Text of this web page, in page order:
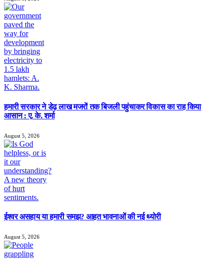
हमारी सरकार ने डेढ़ लाख मजरों तक बिजली पहुंचाकर विकास का राह किया
आसान : ए. के. शर्मा
August 5, 2026
ईश्वर असहाय या हमारी समझ? आहत भावनाओं की नई थ्योरी
August 5, 2026